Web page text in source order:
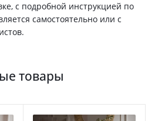
с подробной инструкцией по
самостоятельно или с
товары